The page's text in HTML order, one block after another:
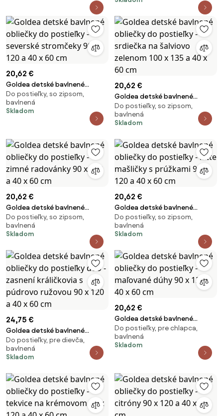
cm
20,62 €
Goldea detské bavlnené
obliečky do postieľky -
severské stromčeky 90 x 120 a
40 x 60 cm
Do postieľky, so zipsom,
bavlnená
Skladom
20,62 €
Goldea detské bavlnené
obliečky do postieľky - srdiečka
na šalviovo zelenom 100 x 135 a
40 x 60 cm
Do postieľky, so zipsom,
bavlnená
Skladom
20,62 €
Goldea detské bavlnené
obliečky do postieľky - zimné
radovánky 90 x 120 a 40 x 60
cm
Do postieľky, so zipsom,
bavlnená
Skladom
20,62 €
Goldea detské bavlnené
obliečky do postieľky - latte
mašličky s prúžkami 90 x 120 a
40 x 60 cm
Do postieľky, so zipsom,
bavlnená
Skladom
24,75 €
Goldea detské bavlnené
obliečky do postieľky duo -
zasnení králičkovia s púdrovo
ružovou 90 x 120 a 40 x 60 cm
Do postieľky, pre dievča,
bavlnená
Skladom
20,62 €
Goldea detské bavlnené
obliečky do postieľky -
maľované dúhy 90 x 120 a 40 x
60 cm
Do postieľky, pre chlapca,
bavlnená
Skladom